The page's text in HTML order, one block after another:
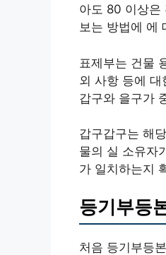
아도 80 이상은
보는 방법에 에
표제부는 건물
외 사항 등에
갑구와 을구가
갑구갑구는 해
물의 실 소유자
가 일치하는지
등기부등
처음 등기부등